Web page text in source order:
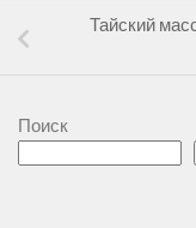
Тайский
Поиск